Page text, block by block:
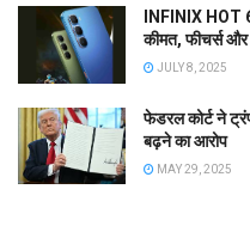
INFINIX HOT
कीमत, फीचर्स
JULY 8, 2025
फेडरल कोर्ट ने
बढ़ने का आरोप
MAY 29, 2025